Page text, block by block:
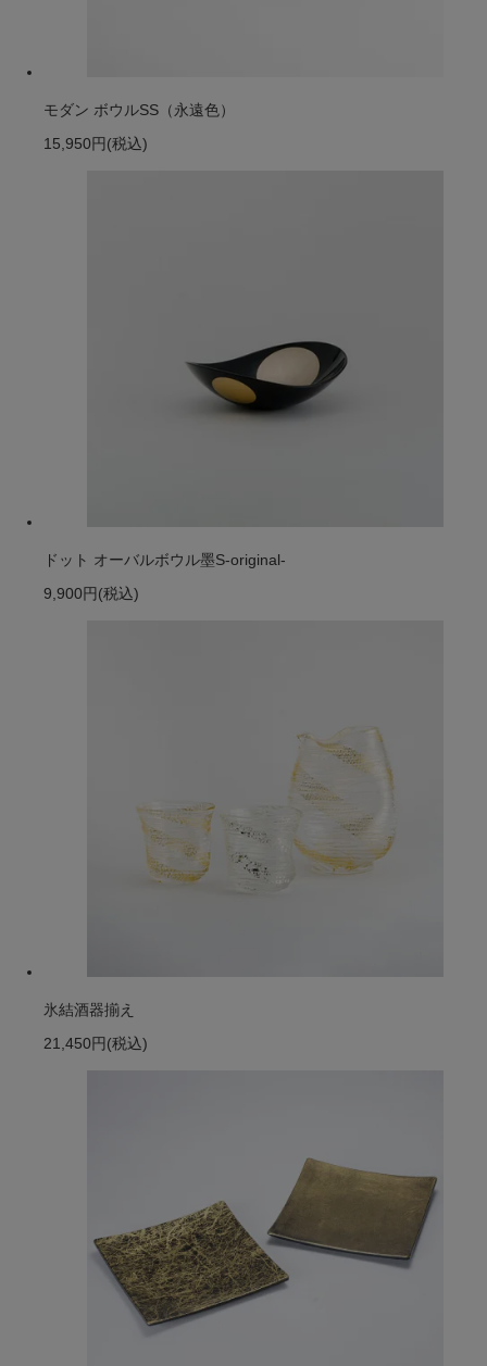
モダン ボウルSS（永遠色）
15,950円 (税込)
ドット オーバルボウル墨S-original-
9,900円 (税込)
氷結酒器揃え
21,450円 (税込)